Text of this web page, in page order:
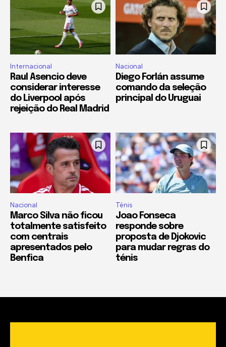
Internacional
Raul Asencio deve
considerar interesse
do Liverpool após
rejeição do Real Madrid
Nacional
Diego Forlán assume
comando da seleção
principal do Uruguai
Nacional
Marco Silva não ficou
totalmente satisfeito
com centrais
apresentados pelo
Benfica
Ténis
Joao Fonseca
responde sobre
proposta de Djokovic
para mudar regras do
ténis